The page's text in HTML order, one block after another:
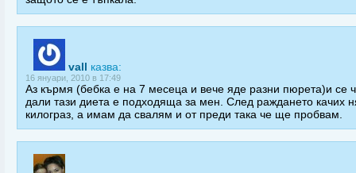
vall казва:
16 януари, 2010 в 17:49
Аз кърмя (бебка е на 7 месеца и вече яде разни пюрета)и се
дали тази диета е подходяща за мен. След раждането качих
килограз, а имам да свалям и от преди така че ще пробвам.